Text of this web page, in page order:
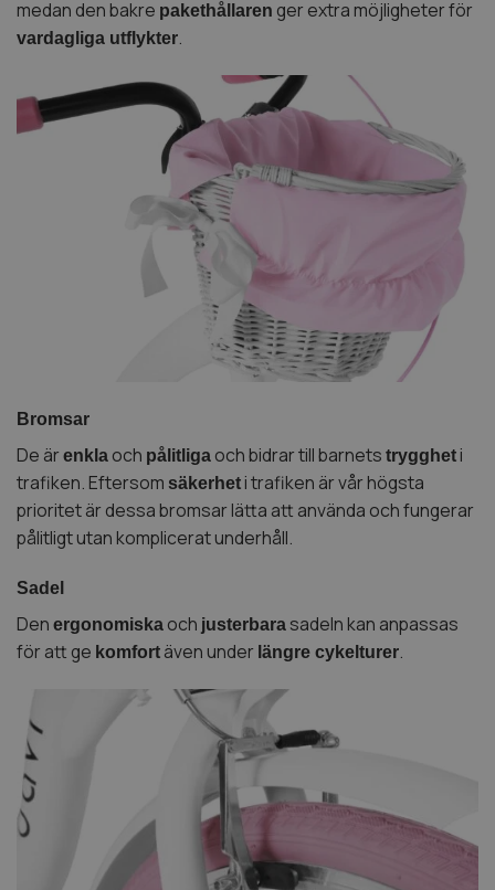
medan den bakre pakethållaren ger extra möjligheter för
vardagliga utflykter.
Bromsar
De är enkla och pålitliga och bidrar till barnets trygghet i
trafiken. Eftersom säkerhet i trafiken är vår högsta
prioritet är dessa bromsar lätta att använda och fungerar
pålitligt utan komplicerat underhåll.
Sadel
Den ergonomiska och justerbara sadeln kan anpassas
för att ge komfort även under längre cykelturer.